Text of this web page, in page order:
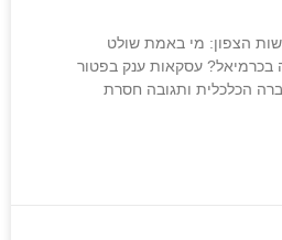
הצפון: מי באמת שולט
בכרמיאל? עסקאות ענק בפטור
הכלכלית ותגובה חסרת